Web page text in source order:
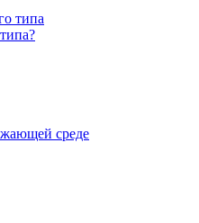
типа
среде